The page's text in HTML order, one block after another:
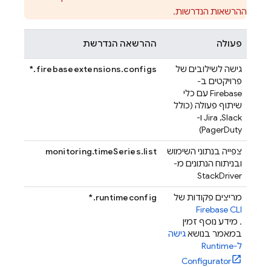
ההרשאות הנדרשות.
פעולה ההרשאה הנדרשת
גישה לשילובים של
פרויקטים ב-
Firebase עם כלי
שיתוף פעולה (כולל
Slack,‏ Jira ו-
PagerDuty)
firebaseextensions.configs.*
צפייה בנתוני השימוש
ובניתוח הנתונים מ-
StackDriver
monitoring.timeSeries.list
מריצים פקודות של
FirebaseCLI
. מידע נוסף זמין
במאמר בנושאגישה
ל-Runtime
Configurator
runtimeconfig.*